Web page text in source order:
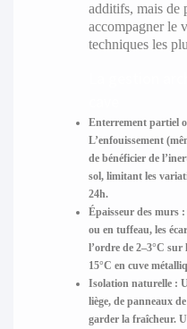
additifs, mais de
accompagner le
techniques les
Enterrement partiel
L’enfouissement
de bénéficier de
sol, limitant les
24h.
Épaisseur des murs :
ou en tuffeau, les
l’ordre de 2–3°C sur
15°C en cuve
Isolation naturelle :
liège, de panneaux
garder la fraîcheur.